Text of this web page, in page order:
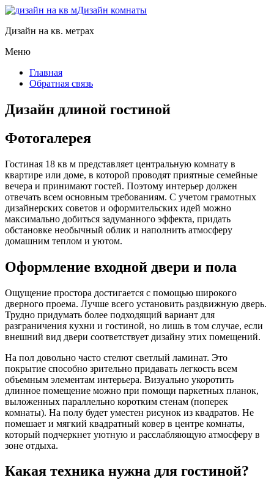
Дизайн комнаты
Дизайн на кв. метрах
Меню
Главная
Обратная связь
Дизайн длиной гостиной
Фотогалерея
Гостиная 18 кв м представляет центральную комнату в
квартире или доме, в которой проводят приятные семейные
вечера и принимают гостей. Поэтому интерьер должен
отвечать всем основным требованиям. С учетом грамотных
дизайнерских советов и оформительских идей можно
максимально добиться задуманного эффекта, придать
обстановке необычный облик и наполнить атмосферу
домашним теплом и уютом.
Оформление входной двери и пола
Ощущение простора достигается с помощью широкого
дверного проема. Лучше всего установить раздвижную дверь.
Трудно придумать более подходящий вариант для
разграничения кухни и гостиной, но лишь в том случае, если
внешний вид двери соответствует дизайну этих помещений.
На пол довольно часто стелют светлый ламинат. Это
покрытие способно зрительно придавать легкость всем
объемным элементам интерьера. Визуально укоротить
длинное помещение можно при помощи паркетных планок,
выложенных параллельно коротким стенам (поперек
комнаты). На полу будет уместен рисунок из квадратов. Не
помешает и мягкий квадратный ковер в центре комнаты,
который подчеркнет уютную и расслабляющую атмосферу в
зоне отдыха.
Какая техника нужна для гостиной?